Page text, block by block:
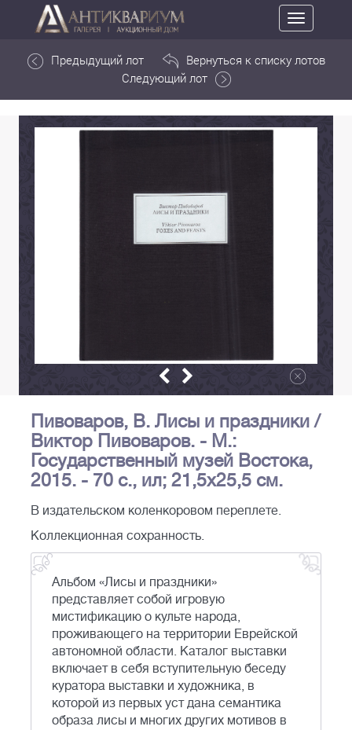
Toggle
navigation
Предыдущий лот
Вернуться к списку лотов
Следующий лот
Пивоваров, В. Лисы и праздники /
Виктор Пивоваров. - М.:
Государственный музей Востока,
2015. - 70 с., ил; 21,5х25,5 см.
В издательском коленкоровом переплете.
Коллекционная сохранность.
Альбом «Лисы и праздники»
представляет собой игровую
мистификацию о культе народа,
проживающего на территории Еврейской
автономной области. Каталог выставки
включает в себя вступительную беседу
куратора выставки и художника, в
которой из первых уст дана семантика
образа лисы и многих других мотивов в